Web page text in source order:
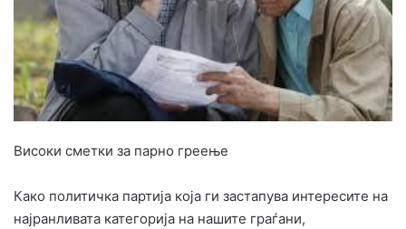
Високи сметки за парно греење
Како политичка партија која ги застапува интересите на
најранливата категорија на нашите граѓани,